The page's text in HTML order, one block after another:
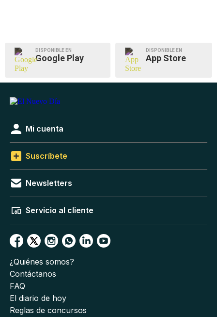
DISPONIBLE EN
Google Play
DISPONIBLE EN
App Store
Mi cuenta
Suscríbete
Newsletters
Servicio al cliente
¿Quiénes somos?
Contáctanos
FAQ
El diario de hoy
Reglas de concursos